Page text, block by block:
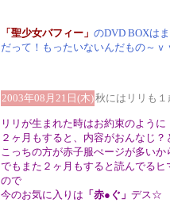
「聖少女バフィー」 のDVD BOXは
だって！もったいないんだもの～
2003年08月21日(木)秋にはリリも
リリが生まれた時はお約束のよう
２ヶ月もすると、内容がおんなじ
こっちの方が赤子服ぺージが多い
でもまた２ヶ月もすると読んでる
ので
今のお気に入りは 「赤●ぐ」 デス☆